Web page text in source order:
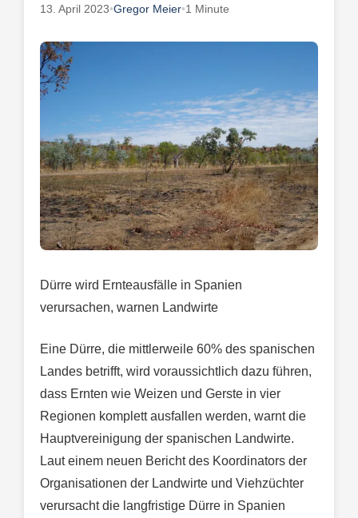
13. April 2023•Gregor Meier•1 Minute
Dürre wird Ernteausfälle in Spanien
verursachen, warnen Landwirte
Eine Dürre, die mittlerweile 60% des spanischen
Landes betrifft, wird voraussichtlich dazu führen,
dass Ernten wie Weizen und Gerste in vier
Regionen komplett ausfallen werden, warnt die
Hauptvereinigung der spanischen Landwirte.
Laut einem neuen Bericht des Koordinators der
Organisationen der Landwirte und Viehzüchter
verursacht die langfristige Dürre in Spanien